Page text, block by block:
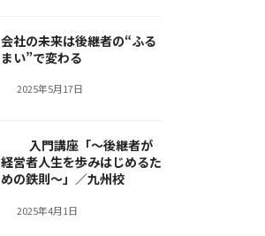
会社の未来は後継者の“ふる
まい”で変わる
2025年5月17日
入門講座「～後継者が
経営者人生を歩みはじめるた
めの鉄則～」／九州校
2025年4月1日